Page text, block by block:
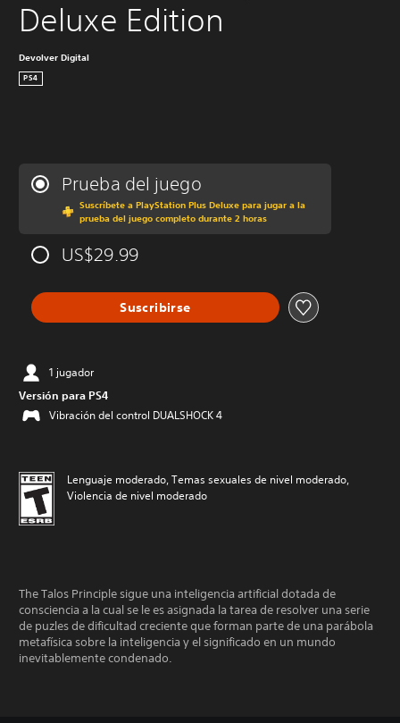
Deluxe Edition
Devolver Digital
PS4
Prueba del juego
Suscríbete a PlayStation Plus Deluxe para jugar a la
prueba del juego completo durante 2 horas
US$29.99
Suscribirse
1 jugador
Versión para PS4
Vibración del control DUALSHOCK 4
Lenguaje moderado, Temas sexuales de nivel moderado,
Violencia de nivel moderado
The Talos Principle sigue una inteligencia artificial dotada de
consciencia a la cual se le es asignada la tarea de resolver una serie
de puzles de dificultad creciente que forman parte de una parábola
metafísica sobre la inteligencia y el significado en un mundo
inevitablemente condenado.